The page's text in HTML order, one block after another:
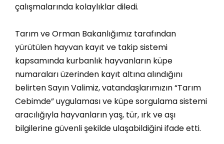
çalışmalarında kolaylıklar diledi.
Tarım ve Orman Bakanlığımız tarafından
yürütülen hayvan kayıt ve takip sistemi
kapsamında kurbanlık hayvanların küpe
numaraları üzerinden kayıt altına alındığını
belirten Sayın Valimiz, vatandaşlarımızın “Tarım
Cebimde” uygulaması ve küpe sorgulama sistemi
aracılığıyla hayvanların yaş, tür, ırk ve aşı
bilgilerine güvenli şekilde ulaşabildiğini ifade etti.